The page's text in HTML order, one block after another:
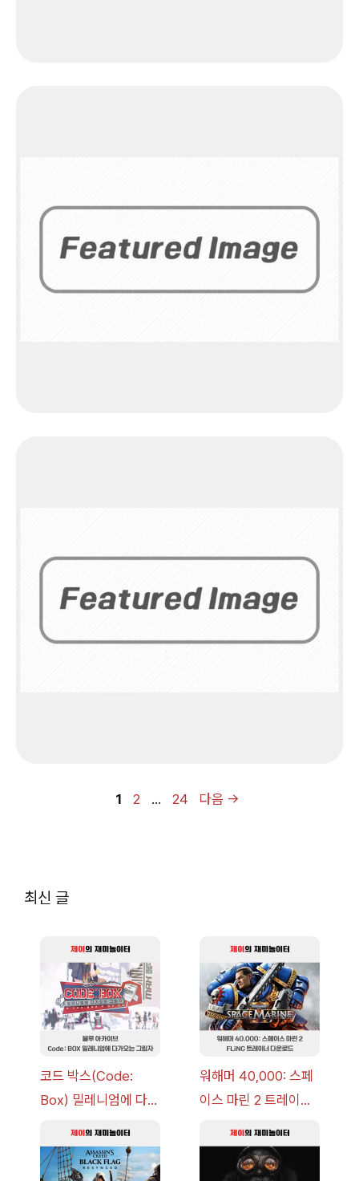
페
1
페
2 …
페
24 다음 →
최신 글
코드 박스(Code:
Box) 밀레니엄에 다가
략 [복각] | 블루 아카
이브
워해머 40,000: 스페
이스 마린 2 트레이너
v14.0+] 다운로드